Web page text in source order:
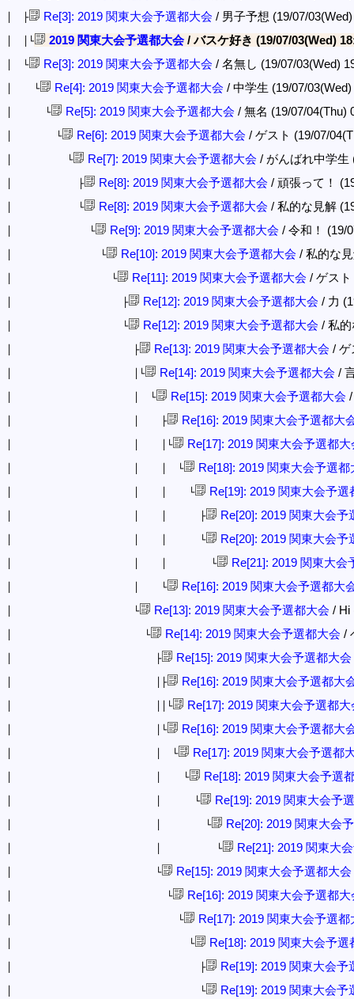
│ ├ Re[3]: 2019 関東大会予選都大会 / 男子予想 (19/07/
│ │└ 2019 関東大会予選都大会/ バスケ好き (19/07/03(Wed)
│ └ Re[3]: 2019 関東大会予選都大会 / 名無し (19/07/03(Wed)
│ └ Re[4]: 2019 関東大会予選都大会 / 中学生 (19/07/
│ └ Re[5]: 2019 関東大会予選都大会 / 無名 (19/07/04(Thu)
│ └ Re[6]: 2019 関東大会予選都大会 / ゲスト (19/07/
│ └ Re[7]: 2019 関東大会予選都大会 / がんばれ中学生
│ ├ Re[8]: 2019 関東大会予選都大会 / 頑張って！
│ └ Re[8]: 2019 関東大会予選都大会 / 私的な見解
│ └ Re[9]: 2019 関東大会予選都大会 / 令和！ (19/
│ └ Re[10]: 2019 関東大会予選都大会 / 私的な
│ └ Re[11]: 2019 関東大会予選都大会 / ゲス
│ ├ Re[12]: 2019 関東大会予選都大会 / 力
│ └ Re[12]: 2019 関東大会予選都大会 / 私
│ ├ Re[13]: 2019 関東大会予選都大会 / ゲ
│ │└ Re[14]: 2019 関東大会予選都大会 /
│ │ └ Re[15]: 2019 関東大会予選都大会
│ │ ├ Re[16]: 2019 関東大会予選都大
│ │ │└ Re[17]: 2019 関東大会予選都大
│ │ │ └ Re[18]: 2019 関東大会予選都
│ │ │ └ Re[19]: 2019 関東大会予選
│ │ │ ├ Re[20]: 2019 関東大会予
│ │ │ └ Re[20]: 2019 関東大会予
│ │ │ └ Re[21]: 2019 関東大会
│ │ └ Re[16]: 2019 関東大会予選都大
│ └ Re[13]: 2019 関東大会予選都大会 / Hi
│ └ Re[14]: 2019 関東大会予選都大会 /
│ ├ Re[15]: 2019 関東大会予選都大会
│ │├ Re[16]: 2019 関東大会予選都大
│ ││└ Re[17]: 2019 関東大会予選都大
│ │└ Re[16]: 2019 関東大会予選都大
│ │ └ Re[17]: 2019 関東大会予選都
│ │ └ Re[18]: 2019 関東大会予選
│ │ └ Re[19]: 2019 関東大会予
│ │ └ Re[20]: 2019 関東大会
│ │ └ Re[21]: 2019 関東大
│ └ Re[15]: 2019 関東大会予選都大会
│ └ Re[16]: 2019 関東大会予選都大
│ └ Re[17]: 2019 関東大会予選都
│ └ Re[18]: 2019 関東大会予選
│ ├ Re[19]: 2019 関東大会予
│ └ Re[19]: 2019 関東大会予